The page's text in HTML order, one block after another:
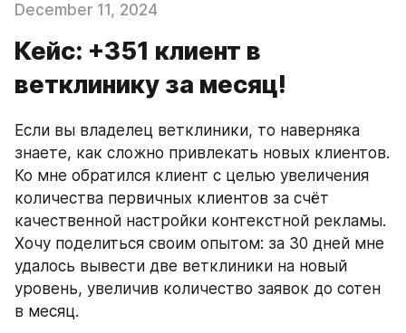
December 11, 2024
Кейс: +351 клиент в
ветклинику за месяц!
Если вы владелец ветклиники, то наверняка
знаете, как сложно привлекать новых клиентов.
Ко мне обратился клиент с целью увеличения
количества первичных клиентов за счёт
качественной настройки контекстной рекламы.
Хочу поделиться своим опытом: за 30 дней мне
удалось вывести две ветклиники на новый
уровень, увеличив количество заявок до сотен
в месяц.